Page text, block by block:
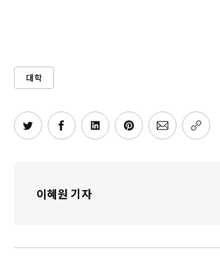
대학
이혜원 기자